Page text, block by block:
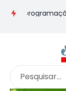
e programação